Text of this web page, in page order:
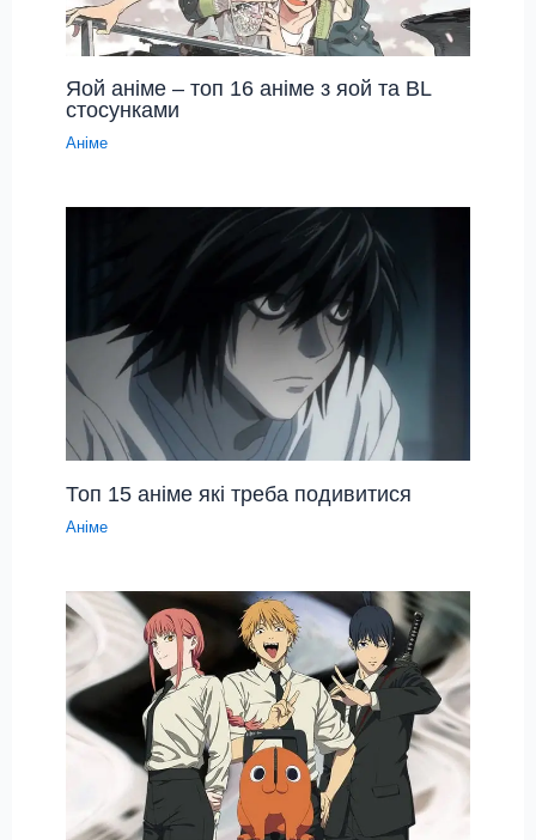
Яой аніме – топ 16 аніме з яой та BL
стосунками
Аніме
Топ 15 аніме які треба подивитися
Аніме